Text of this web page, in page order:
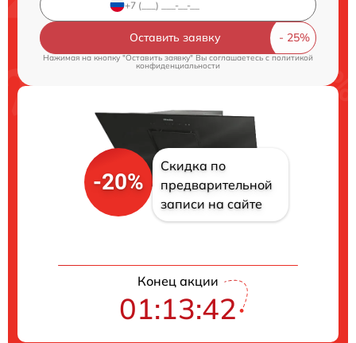
Оставить заявку
Нажимая на кнопку "Оставить заявку" Вы соглашаетесь cполитикой
конфиденциальности
-20%
Скидка по
предварительной
записи на сайте
Конец акции
01:13:42